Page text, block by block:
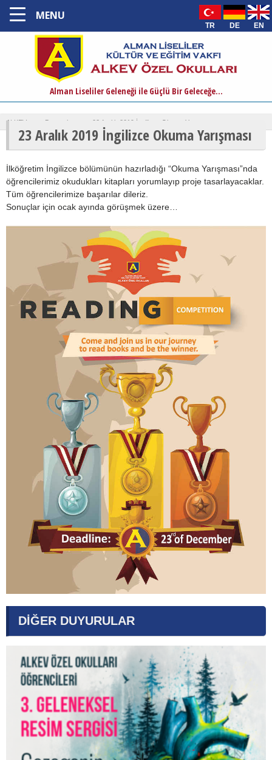
Alman Liseliler Geleneği ile Güçlü Bir Geleceğe...
TR DE EN
ALKEV Duyurular 23 Aralık 2019 İngilizce Okuma Yarışması
23 Aralık 2019 İngilizce Okuma Yarışması
İlköğretim İngilizce bölümünün hazırladığı “Okuma Yarışması”nda
öğrencilerimiz okudukları kitapları yorumlayıp proje tasarlayacaklar.
Tüm öğrencilerimize başarılar dileriz.
Sonuçlar için ocak ayında görüşmek üzere…
DİĞER DUYURULAR
MENU